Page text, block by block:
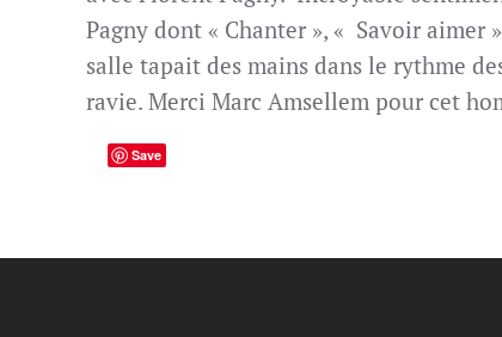
Pagny dont « Chanter », « Savoir aimer
salle tapait des mains dans le rythme
ravie. Merci Marc Amsellem pour cet
Save